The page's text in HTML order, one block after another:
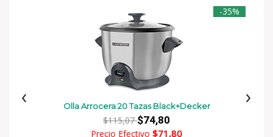
-35%
Olla Arrocera 20 Tazas Black+Decker
$115,07$74,80
Precio Efectivo $71,80
‹ ›